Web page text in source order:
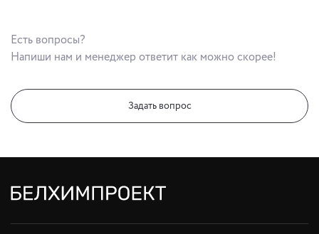
Есть вопросы?
Напиши нам и менеджер ответит как можно скорее!
Задать вопрос